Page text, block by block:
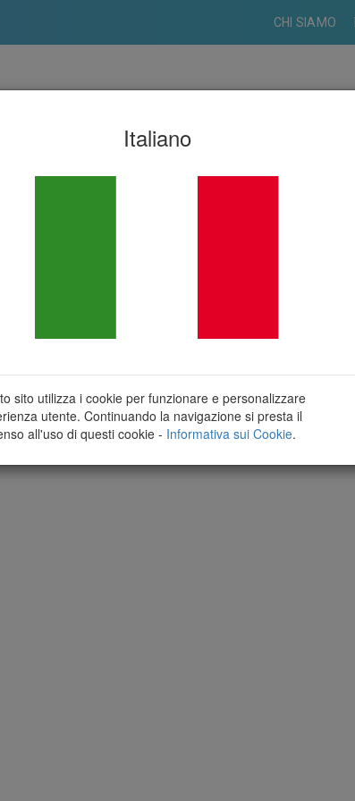
CHI SIAMO
qui
Italiano
sito utilizza i cookie per funzionare e personalizzare
utente. Continuando la navigazione si presta il
all'uso di questi cookie - Informativa sui Cookie.